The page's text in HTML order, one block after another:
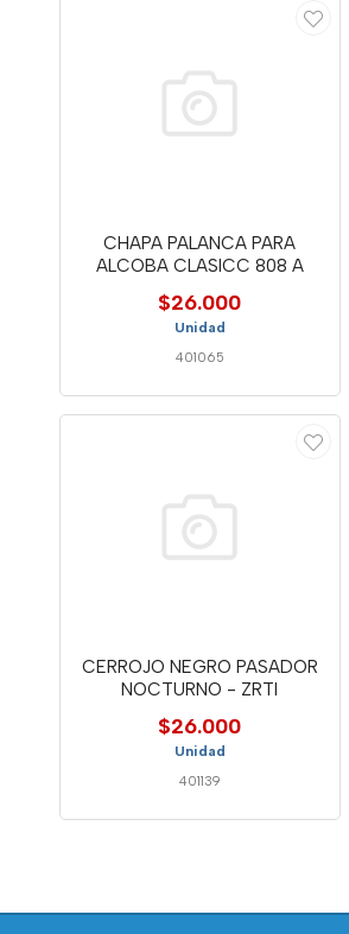
CHAPA PALANCA PARA
ALCOBA CLASICC 808 A
$26.000
Unidad
401065
CERROJO NEGRO PASADOR
NOCTURNO - ZRTI
$26.000
Unidad
401139